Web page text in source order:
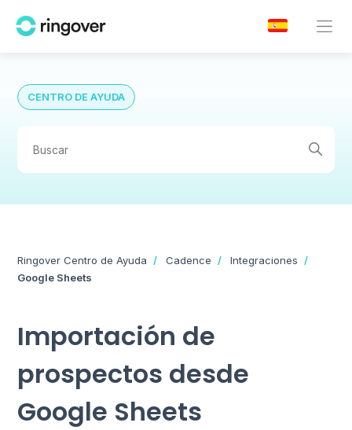
CENTRO DE AYUDA
Ringover Centro de Ayuda Cadence
Integraciones
Google Sheets
Importación de
prospectos desde
Google Sheets